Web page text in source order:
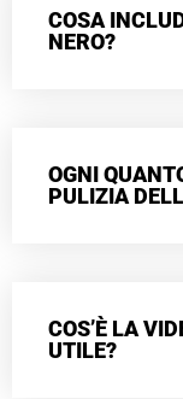
COSA
NERO?
OGNI
PULIZIA
COS’È LA
UTILE?